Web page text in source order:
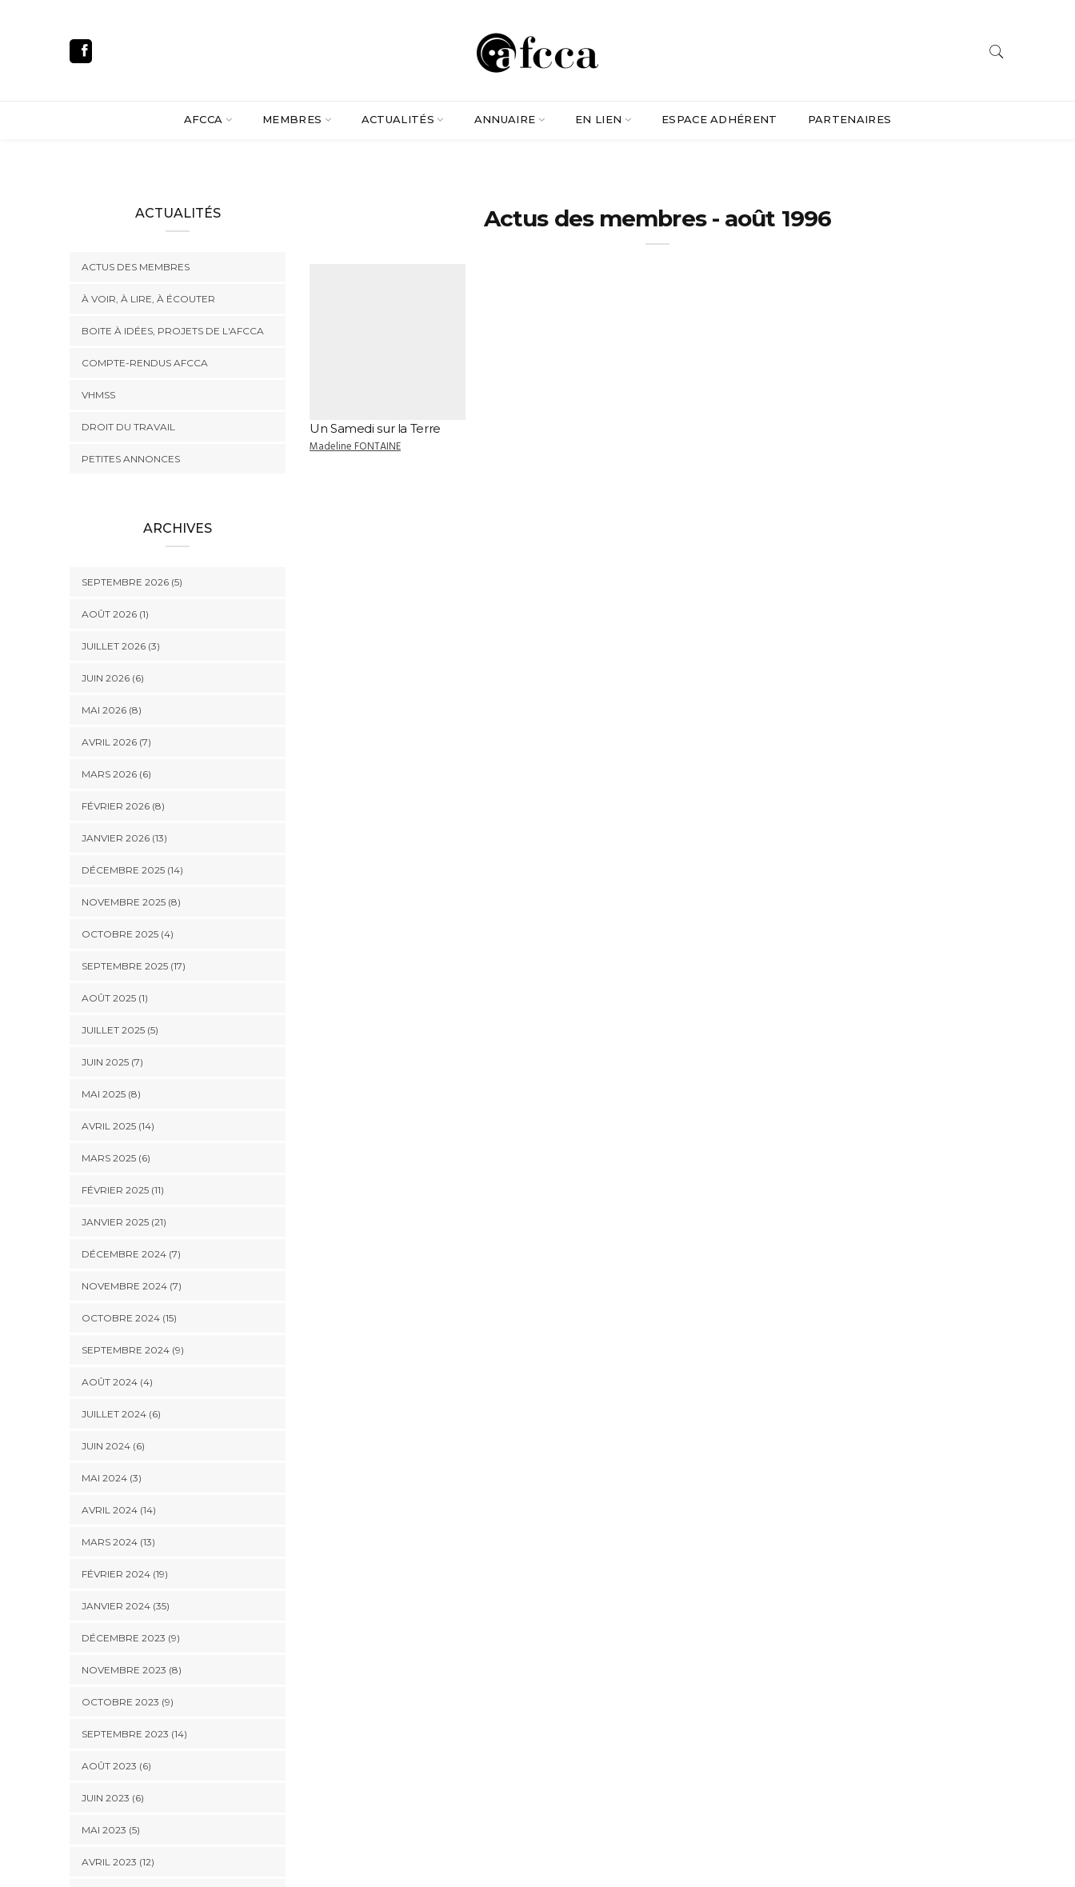
AFCCA MEMBRES ACTUALITÉS ANNUAIRE EN LIEN ESPACE ADHÉRENT PARTENAIRES
Actus des membres - août 1996
Un Samedi sur la Terre
Madeline FONTAINE
ACTUALITÉS
ACTUS DES MEMBRES
À VOIR, À LIRE, À ÉCOUTER
BOITE À IDÉES, PROJETS DE L'AFCCA
COMPTE-RENDUS AFCCA
VHMSS
DROIT DU TRAVAIL
PETITES ANNONCES
ARCHIVES
SEPTEMBRE 2026 (5)
AOÛT 2026 (1)
JUILLET 2026 (3)
JUIN 2026 (6)
MAI 2026 (8)
AVRIL 2026 (7)
MARS 2026 (6)
FÉVRIER 2026 (8)
JANVIER 2026 (13)
DÉCEMBRE 2025 (14)
NOVEMBRE 2025 (8)
OCTOBRE 2025 (4)
SEPTEMBRE 2025 (17)
AOÛT 2025 (1)
JUILLET 2025 (5)
JUIN 2025 (7)
MAI 2025 (8)
AVRIL 2025 (14)
MARS 2025 (6)
FÉVRIER 2025 (11)
JANVIER 2025 (21)
DÉCEMBRE 2024 (7)
NOVEMBRE 2024 (7)
OCTOBRE 2024 (15)
SEPTEMBRE 2024 (9)
AOÛT 2024 (4)
JUILLET 2024 (6)
JUIN 2024 (6)
MAI 2024 (3)
AVRIL 2024 (14)
MARS 2024 (13)
FÉVRIER 2024 (19)
JANVIER 2024 (35)
DÉCEMBRE 2023 (9)
NOVEMBRE 2023 (8)
OCTOBRE 2023 (9)
SEPTEMBRE 2023 (14)
AOÛT 2023 (6)
JUIN 2023 (6)
MAI 2023 (5)
AVRIL 2023 (12)